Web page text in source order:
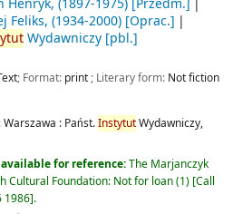
Henryk, (1897-1975)[Przedm.]
Feliks, (1934-2000)[Oprac.]
Wydawniczy[pbl.]
; Format: print; Literary form: Not fiction
Warszawa : Państ.InstytutWydawniczy,
for reference:The Marjanczyk
Cultural Foundation: Not for loan(1) Call
1986 .